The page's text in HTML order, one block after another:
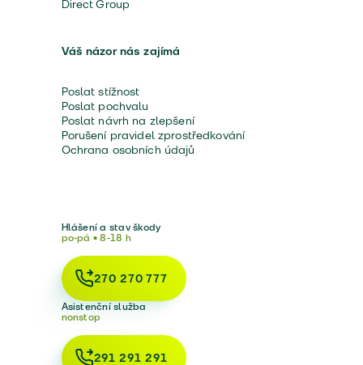
Direct Group
Váš názor nás zajímá
Poslat stížnost
Poslat pochvalu
Poslat návrh na zlepšení
Porušení pravidel zprostředkování
Ochrana osobních údajů
Hlášení a stav škody
po-pá • 8-18 h
270 270 777
Asistenční služba
nonstop
291 291 291